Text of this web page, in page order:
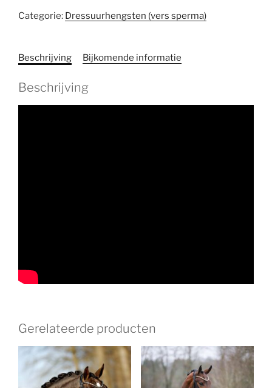
Categorie: Dressuurhengsten (vers sperma)
Beschrijving Bijkomende informatie
Beschrijving
Gerelateerde producten